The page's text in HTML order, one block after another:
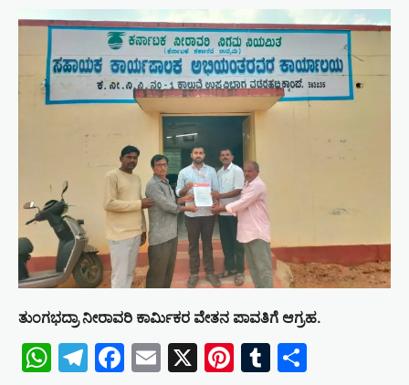
ತುಂಗಭದ್ರಾ ನೀರಾವರಿ ಕಾರ್ಮಿಕರ ವೇತನ ಪಾವತಿಗೆ ಆಗ್ರಹ.
WhatsApp
Telegram
Facebook
Email
X Pinterest
Tumblr